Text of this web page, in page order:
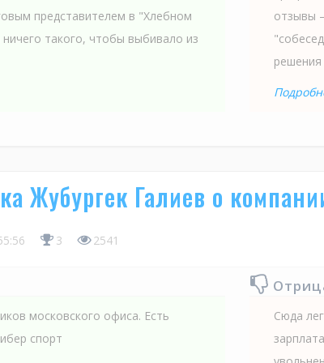
представителем в "Хлебном
такого, чтобы выбивало из
отзывы
Жубургек Галиев о
3 2541
московского офиса. Есть
спорт
Сюда